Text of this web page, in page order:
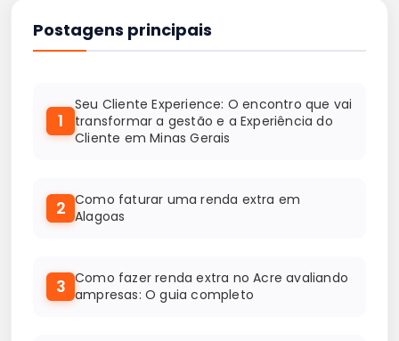
Postagens principais
1
Seu Cliente Experience: O encontro que vai
transformar a gestão e a Experiência do
Cliente em Minas Gerais
2 Como faturar uma renda extra em
Alagoas
3 Como fazer renda extra no Acre avaliando
ampresas: O guia completo